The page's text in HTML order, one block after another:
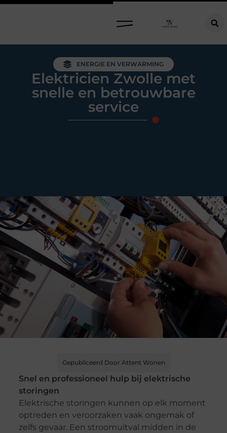
ENERGIE EN VERWARMING
Elektricien Zwolle met
snelle en betrouwbare
service
Gepubliceerd Door Attent Wonen
Snel en professioneel hulp bij elektrische
storingen
Elektrische storingen kunnen op elk moment
optreden en veroorzaken vaak ongemak of
zelfs gevaar. Een stroomuitval midden in de